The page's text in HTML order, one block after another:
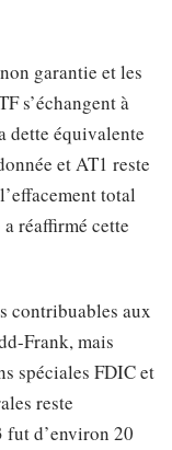
garantie et les
s’échangent à
dette équivalente
et AT1 reste
total
réaffirmé cette
contribuables aux
Frank, mais
spéciales FDIC et
reste
fut d’environ 20